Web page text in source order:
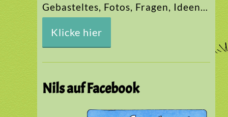
Gebasteltes, Fotos, Fragen, Ideen…
Klicke hier
Nils auf Facebook